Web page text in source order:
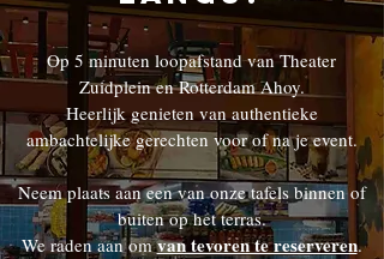
Op 5 minuten loopafstand vanTheater
ZuidpleinenRotterdam Ahoy.
Heerlijk genieten van authentieke
ambachtelijke gerechten voor of na je event.
Neem plaats aan een van onze tafels binnen of
buiten op het terras.
We raden aan omvan tevoren te reserveren.